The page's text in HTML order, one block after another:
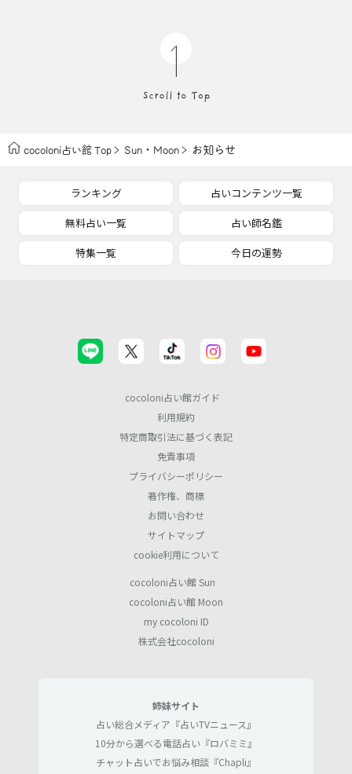
cocoloni占い館 Top Sun ・ Moon お知らせ
ランキング
占いコンテンツ一覧
無料占い一覧
占い師名鑑
特集一覧
今日の運勢
cocoloni占い館ガイド
利用規約
特定商取引法に基づく表記
免責事項
プライバシーポリシー
著作権、商標
お問い合わせ
サイトマップ
cookie利用について
cocoloni占い館 Sun
cocoloni占い館 Moon
my cocoloni ID
株式会社cocoloni
姉妹サイト
占い総合メディア『占いTVニュース』
10分から選べる電話占い『ロバミミ』
チャット占いでお悩み相談『Chapli』